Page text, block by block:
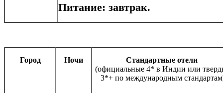
Питание: завтрак.
Город Ночи
Стандартные отели
(официальные 4* в Индии или
3*+ по международным